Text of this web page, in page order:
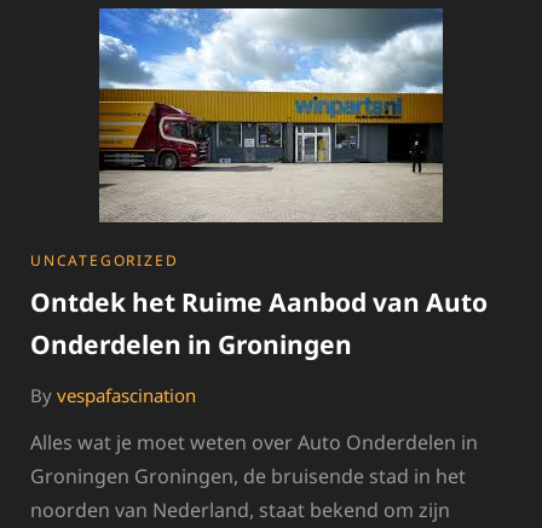
AUTO-
ONDERDELEN
CATEGORIES
UNCATEGORIZED
Ontdek het Ruime Aanbod van Auto
Onderdelen in Groningen
By vespafascination
Alles wat je moet weten over Auto Onderdelen in
Groningen Groningen, de bruisende stad in het
noorden van Nederland, staat bekend om zijn